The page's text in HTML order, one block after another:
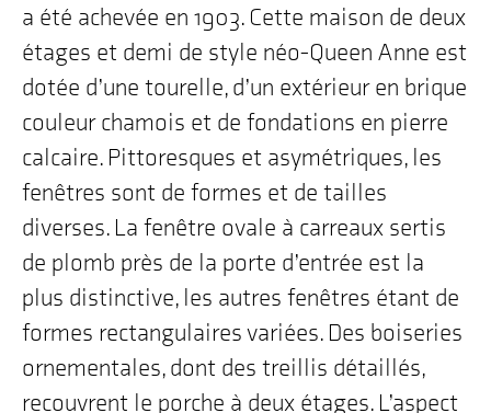
a été achevée en 1903. Cette maison de deux
étages et demi de style néo-Queen Anne est
dotée d’une tourelle, d’un extérieur en brique
couleur chamois et de fondations en pierre
calcaire. Pittoresques et asymétriques, les
fenêtres sont de formes et de tailles
diverses. La fenêtre ovale à carreaux sertis
de plomb près de la porte d’entrée est la
plus distinctive, les autres fenêtres étant de
formes rectangulaires variées. Des boiseries
ornementales, dont des treillis détaillés,
recouvrent le porche à deux étages. L’aspect